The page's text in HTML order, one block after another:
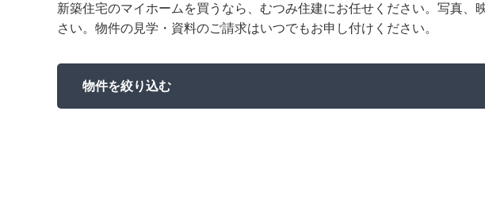
新築住宅のマイホームを買うなら、むつみ住建にお任せください。写真
さい。物件の見学・資料のご請求はいつでもお申し付けください。
物件を絞り込む